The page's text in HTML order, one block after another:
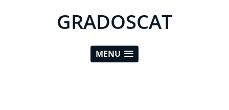
GRADOSCAT
MENU